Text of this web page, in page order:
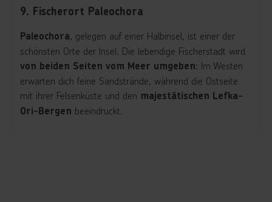
9. Fischerort Paleochora
Paleochora, gelegen auf einer Halbinsel, ist einer der
schönsten Orte der Insel. Die lebendige Fischerstadt wird
von beiden Seiten vom Meer umgeben: Im Westen
erwarten dich feine Sandstrände, während die Ostseite
mit ihrer Felsenküste und den majestätischen Lefka-
Ori-Bergen beeindruckt.